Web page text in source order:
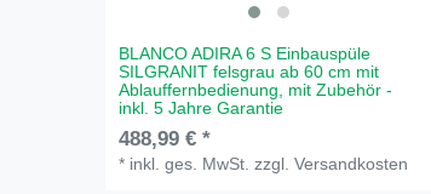
BLANCO ADIRA 6 S Einbauspüle
SILGRANIT felsgrau ab 60 cm mit
Ablauffernbedienung, mit Zubehör -
inkl. 5 Jahre Garantie
488,99 € *
* inkl. ges. MwSt. zzgl.Versandkosten